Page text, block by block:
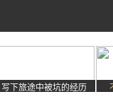
写下旅途中被坑的经历